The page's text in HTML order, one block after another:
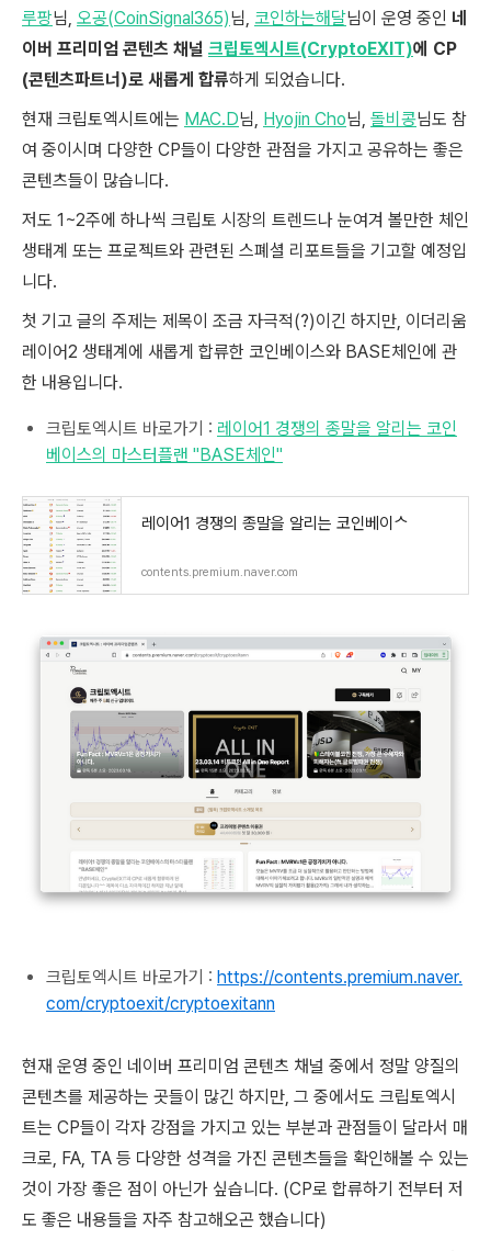
루팡님, 오공(CoinSignal365)님, 코인하는해달님이 운영 중인 네
이버 프리미엄 콘텐츠 채널 크립토엑시트(CryptoEXIT)에 CP
(콘텐츠파트너)로 새롭게 합류하게 되었습니다.
현재 크립토엑시트에는 MAC.D님, Hyojin Cho님, 돌비콩님도 참
여 중이시며 다양한 CP들이 다양한 관점을 가지고 공유하는 좋은
콘텐츠들이 많습니다.
저도 1~2주에 하나씩 크립토 시장의 트렌드나 눈여겨 볼만한 체인
생태계 또는 프로젝트와 관련된 스폐셜 리포트들을 기고할 예정입
니다.
첫 기고 글의 주제는 제목이 조금 자극적(?)이긴 하지만, 이더리움
레이어2 생태계에 새롭게 합류한 코인베이스와 BASE체인에 관
한 내용입니다.
크립토엑시트 바로가기 : 레이어1 경쟁의 종말을 알리는 코인
베이스의 마스터플랜 "BASE체인"
레이어1 경쟁의 종말을 알리는 코인베이ᄉ
contents.premium.naver.com
크립토엑시트 바로가기 : https://contents.premium.naver.
com/cryptoexit/cryptoexitann
현재 운영 중인 네이버 프리미엄 콘텐츠 채널 중에서 정말 양질의
콘텐츠를 제공하는 곳들이 많긴 하지만, 그 중에서도 크립토엑시
트는 CP들이 각자 강점을 가지고 있는 부분과 관점들이 달라서 매
크로, FA, TA 등 다양한 성격을 가진 콘텐츠들을 확인해볼 수 있는
것이 가장 좋은 점이 아닌가 싶습니다. (CP로 합류하기 전부터 저
도 좋은 내용들을 자주 참고해오곤 했습니다)